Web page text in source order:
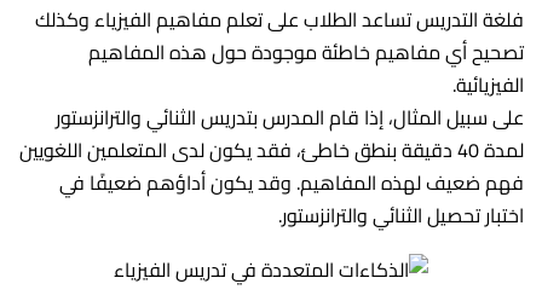
فلغة التدريس تساعد الطلاب على تعلم مفاهيم الفيزياء وكذلك
تصحيح أي مفاهيم خاطئة موجودة حول هذه المفاهيم
الفيزيائية.
على سبيل المثال، إذا قام المدرس بتدريس الثنائي والترانزستور
لمدة 40 دقيقة بنطق خاطئ، فقد يكون لدى المتعلمين اللغويين
فهم ضعيف لهذه المفاهيم. وقد يكون أداؤهم ضعيفًا في
اختبار تحصيل الثنائي والترانزستور.